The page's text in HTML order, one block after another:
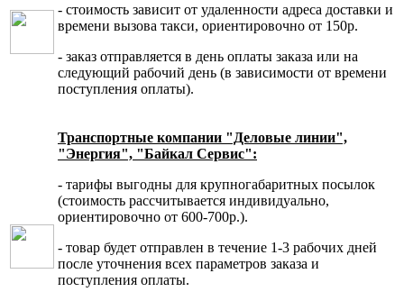
- стоимость зависит от удаленности адреса доставки и
времени вызова такси, ориентировочно от 150р.
- заказ отправляется в день оплаты заказа или на
следующий рабочий день (в зависимости от времени
поступления оплаты).
Транспортные компании "Деловые линии",
"Энергия", "Байкал Сервис":
- тарифы выгодны для крупногабаритных посылок
(стоимость рассчитывается индивидуально,
ориентировочно от 600-700р.).
- товар будет отправлен в течение 1-3 рабочих дней
после уточнения всех параметров заказа и
поступления оплаты.